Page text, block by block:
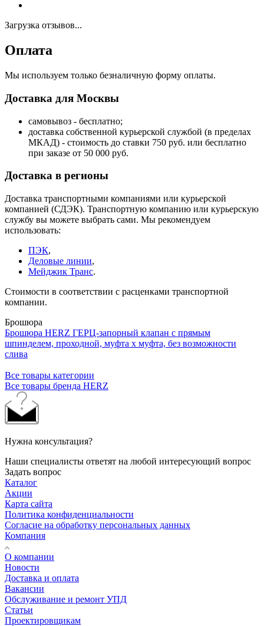
Загрузка отзывов...
Оплата
Мы используем только безналичную форму оплаты.
Доставка для Москвы
самовывоз - бесплатно;
доставка собственной курьерской службой (в пределах
МКАД) - стоимость до ставки 750 руб. или бесплатно
при заказе от 50 000 руб.
Доставка в регионы
Доставка транспортными компаниями или курьерской
компанией (СДЭК). Транспортную компанию или курьерскую
службу вы можете выбрать сами. Мы рекомендуем
использовать:
ПЭК,
Деловые линии,
Мейджик Транс.
Стоимости в соответствии с расценками транспортной
компании.
Брошюра
Брошюра HERZ ГЕРЦ-запорный клапан с прямым
шпинделем, проходной, муфта x муфта, без возможности
слива
Все товары категории
Все товары бренда HERZ
Нужна консультация?
Наши специалисты ответят на любой интересующий вопрос
Задать вопрос
Каталог
Акции
Карта сайта
Политика конфиденциальности
Согласие на обработку персональных данных
Компания
О компании
Новости
Доставка и оплата
Вакансии
Обслуживание и ремонт УПД
Статьи
Проектировщикам